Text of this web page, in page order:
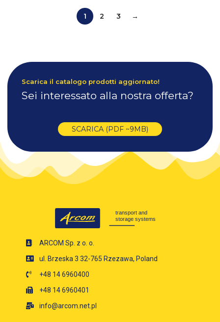
1 2 3 →
Scarica il catalogo prodotti aggiornato!
Sei interessato alla nostra offerta?
SCARICA (PDF ~9MB)
ARCOM Sp. z o. o.
ul. Brzeska 3 32-765 Rzezawa, Poland
+48 14 6960400
+48 14 6960401
info@arcom.net.pl